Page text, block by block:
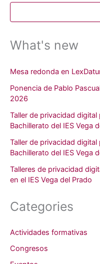
What's new
Mesa redonda en
Ponencia de Pablo
2026
Taller de privacidad
Bachillerato del IES Vega
Taller de privacidad digital
Bachillerato del IES Vega
Talleres de privacidad
en el IES Vega del Prado
Categories
Actividades formativas
Congresos